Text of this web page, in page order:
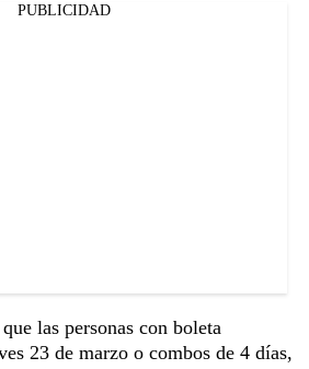
PUBLICIDAD
las personas con boleta
23 de marzo o combos de 4 días,